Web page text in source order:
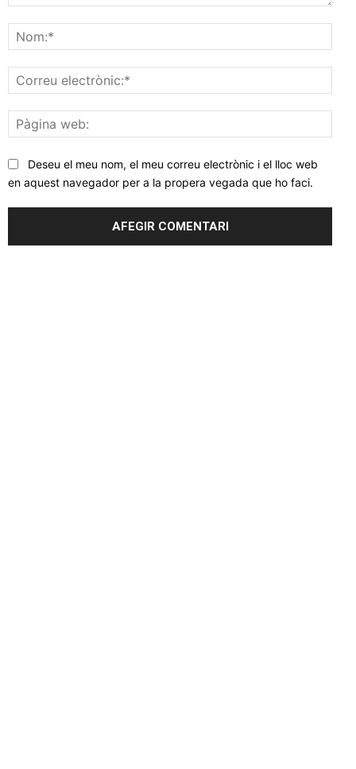
web:
Deseu el meu nom, el meu correu electrònic i el lloc web
en aquest navegador per a la propera vegada que ho faci.